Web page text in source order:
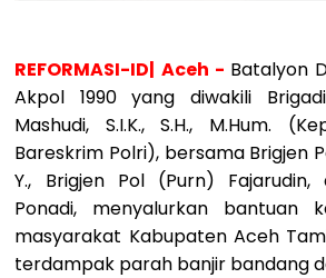
REFORMASI-ID| Aceh - Batalyon
Akpol 1990 yang diwakili
Mashudi, S.I.K., S.H., M.Hum.
Bareskrim Polri), bersama Brigjen
Y., Brigjen Pol (Purn)
Ponadi, menyalurkan bantuan
masyarakat Kabupaten Aceh
terdampak parah banjir bandang